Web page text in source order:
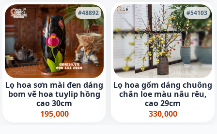
#48892
Lọ hoa sơn mài đen dáng
bom vẽ hoa tuylip hồng
cao 30cm
195,000
#54103
Lọ hoa gốm dáng chuông
chân loe màu nâu rêu,
cao 29cm
330,000